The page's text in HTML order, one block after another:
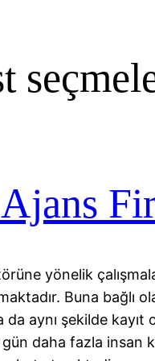
yönelik
Buna bağlı
aynı şekilde kayıt
daha fazla insan